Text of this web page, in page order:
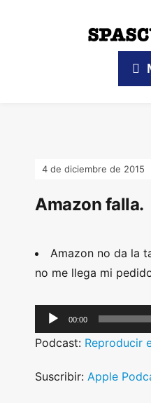
4 de diciembre de 2015
Amazon falla.
Amazon no da la
no me llega mi
u
i
00:00
Podcast: Reproducir
Suscribir: Apple